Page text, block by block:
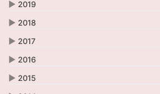
▶ 2019
▶ 2018
▶ 2017
▶ 2016
▶ 2015